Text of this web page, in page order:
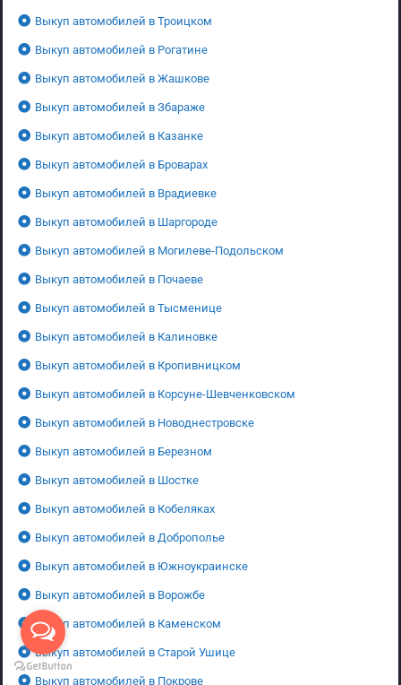
Выкуп автомобилей в Троицком
Выкуп автомобилей в Рогатине
Выкуп автомобилей в Жашкове
Выкуп автомобилей в Збараже
Выкуп автомобилей в Казанке
Выкуп автомобилей в Броварах
Выкуп автомобилей в Врадиевке
Выкуп автомобилей в Шаргороде
Выкуп автомобилей в Могилеве-Подольском
Выкуп автомобилей в Почаеве
Выкуп автомобилей в Тысменице
Выкуп автомобилей в Калиновке
Выкуп автомобилей в Кропивницком
Выкуп автомобилей в Корсуне-Шевченковском
Выкуп автомобилей в Новоднестровске
Выкуп автомобилей в Березном
Выкуп автомобилей в Шостке
Выкуп автомобилей в Кобеляках
Выкуп автомобилей в Доброполье
Выкуп автомобилей в Южноукраинске
Выкуп автомобилей в Ворожбе
Выкуп автомобилей в Каменском
Выкуп автомобилей в Старой Ушице
Выкуп автомобилей в Покрове